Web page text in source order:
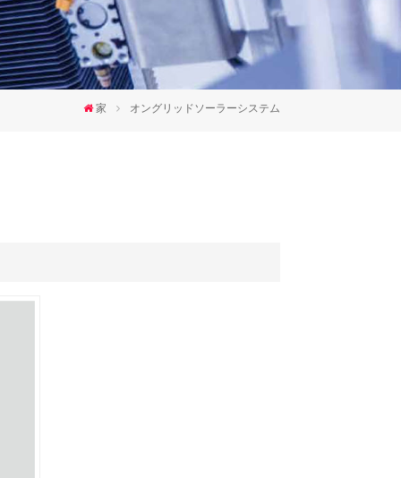
日语
한국인
家 オングリッドソーラーシステム